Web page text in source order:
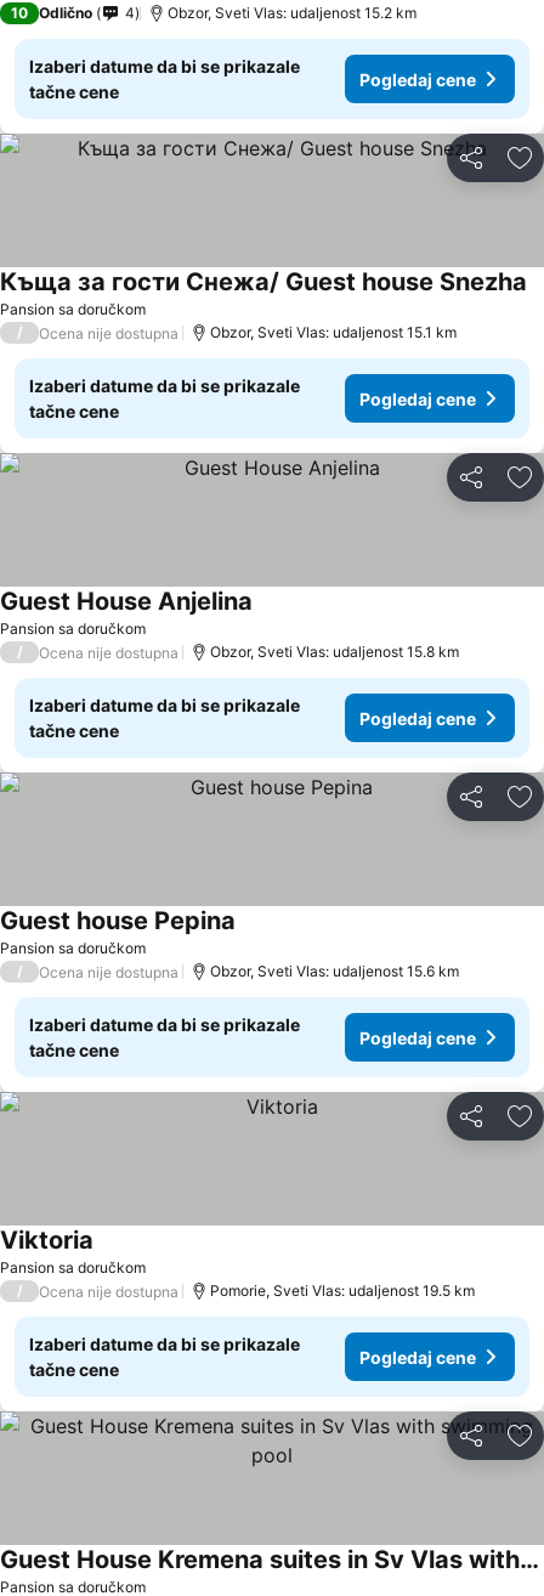
10 Odlično 4 Obzor, Sveti Vlas: udaljenost 15.2 km
Izaberi datume da bi se prikazale
tačne cene
Pogledaj cene
Deli
Pansion sa doručkom
Къща за гости Снежа/ Guest house Snezha
/ Ocena nije dostupna Obzor, Sveti Vlas: udaljenost 15.1 km
Izaberi datume da bi se prikazale
tačne cene
Pogledaj cene
Deli
Pansion sa doručkom
Guest House Anjelina
/ Ocena nije dostupna Obzor, Sveti Vlas: udaljenost 15.8 km
Izaberi datume da bi se prikazale
tačne cene
Pogledaj cene
Deli
Pansion sa doručkom
Guest house Pepina
/ Ocena nije dostupna Obzor, Sveti Vlas: udaljenost 15.6 km
Izaberi datume da bi se prikazale
tačne cene
Pogledaj cene
Deli
Pansion sa doručkom
Viktoria
/ Ocena nije dostupna Pomorie, Sveti Vlas: udaljenost 19.5 km
Izaberi datume da bi se prikazale
tačne cene
Pogledaj cene
Deli
Pansion sa doručkom
Guest House Kremena suites in Sv Vlas with swimming pool
Pogledaj cene